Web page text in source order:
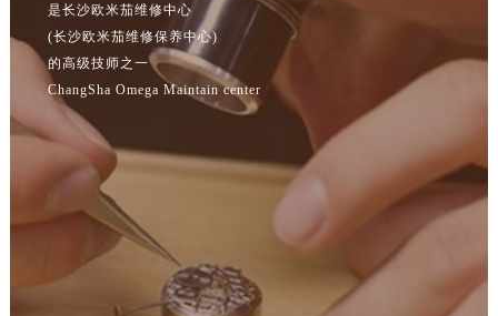
是长沙欧米茄维修中心
(长沙欧米茄维修保养中心)
的高级技师之一
ChangSha Omega Maintain center